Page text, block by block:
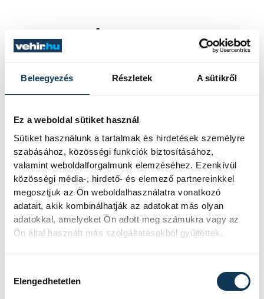
Beleegyezés Részletek A sütikről
Ez a weboldal sütiket használ
Sütiket használunk a tartalmak és hirdetések személyre
szabásához, közösségi funkciók biztosításához,
valamint weboldalforgalmunk elemzéséhez. Ezenkívül
közösségi média-, hirdető- és elemező partnereinkkel
megosztjuk az Ön weboldalhasználatra vonatkozó
adatait, akik kombinálhatják az adatokat más olyan
adatokkal, amelyeket Ön adott meg számukra vagy az
Ön által használt más szolgáltatásokból gyűjtöttek.
Elengedhetetlen
A programok
Július 14. 18:00
Swing-swing
Július 14. 20:00
Euro-African Playground
Július 14. 22:00
The Bluesberry Band & Muck Ferenc
Július 15. 18:00
A Snétberger Zenei Tehetség Központ
Bősze Bea and the George can play